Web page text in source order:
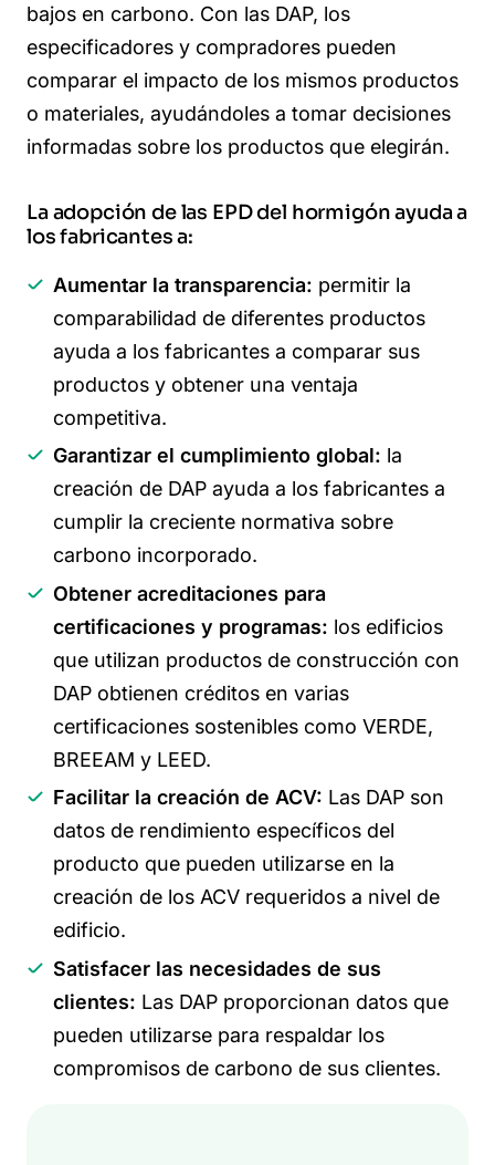
bajos en carbono. Con las DAP, los
especificadores y compradores pueden
comparar el impacto de los mismos productos
o materiales, ayudándoles a tomar decisiones
informadas sobre los productos que elegirán.
La adopción de las EPD del hormigón ayuda a
los fabricantes a:
Aumentar la transparencia: permitir la
comparabilidad de diferentes productos
ayuda a los fabricantes a comparar sus
productos y obtener una ventaja
competitiva.
Garantizar el cumplimiento global: la
creación de DAP ayuda a los fabricantes a
cumplir la creciente normativa sobre
carbono incorporado.
Obtener acreditaciones para
certificaciones y programas: los edificios
que utilizan productos de construcción con
DAP obtienen créditos en varias
certificaciones sostenibles como VERDE,
BREEAM y LEED.
Facilitar la creación de ACV: Las DAP son
datos de rendimiento específicos del
producto que pueden utilizarse en la
creación de los ACV requeridos a nivel de
edificio.
Satisfacer las necesidades de sus
clientes: Las DAP proporcionan datos que
pueden utilizarse para respaldar los
compromisos de carbono de sus clientes.